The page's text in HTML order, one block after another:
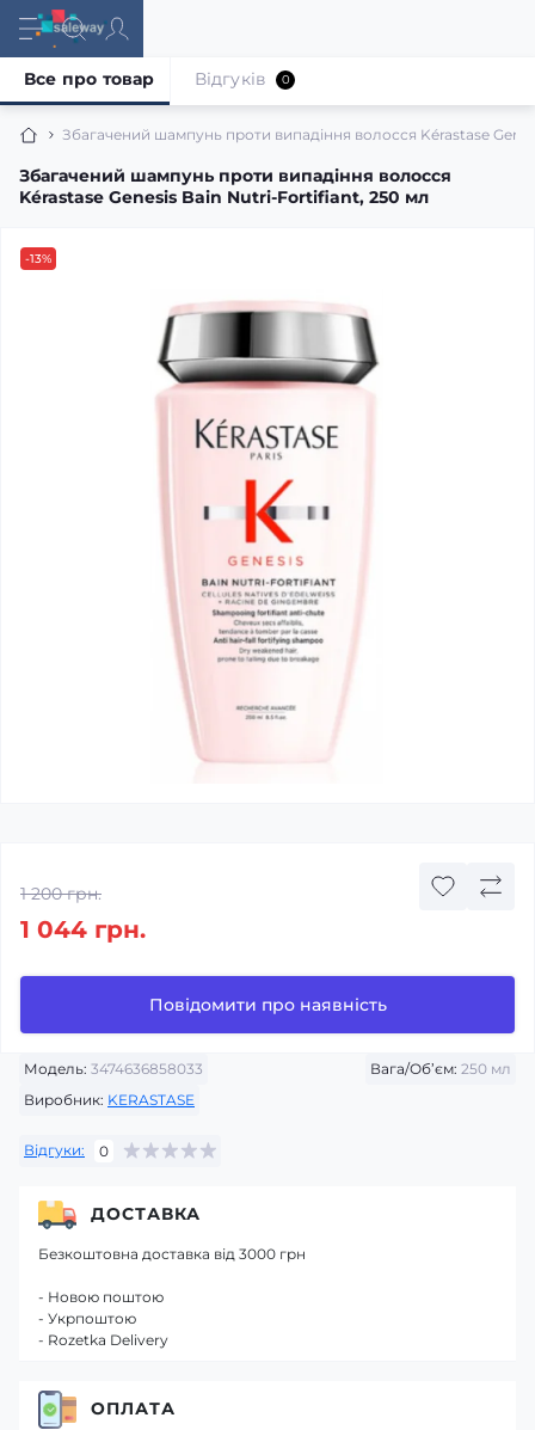
Збагачений шампунь проти випадіння волосся Kérastase
Збагачений шампунь проти випадіння волосся
Kérastase Genesis Bain Nutri-Fortifiant, 250 мл
Все про товар Відгуків 0
-13%
Модель: 3474636858033 Вага/Об’єм: 250 мл
Виробник: KERASTASE
Відгуки: 0
1 200 грн.
1 044 грн.
Повідомити про наявність
ДОСТАВКА
Безкоштовна доставка від 3000 грн
- Новою поштою
- Укрпоштою
- Rozetka Delivery
ОПЛАТА